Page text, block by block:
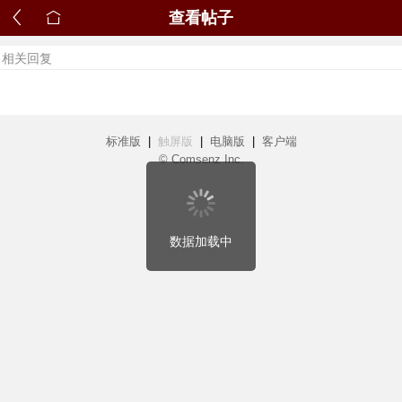
相关回复
标准版 触屏版 电脑版
客户端
© Comsenz Inc.
查看帖子
数据加载中